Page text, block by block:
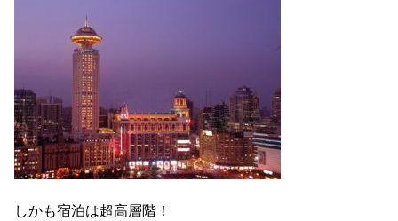
しかも宿泊は超高層階！